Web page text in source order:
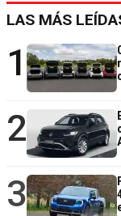
LAS MÁS
1
2
3